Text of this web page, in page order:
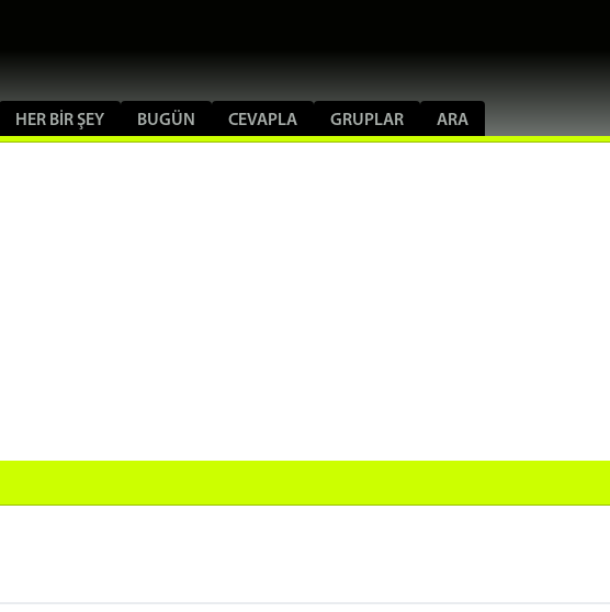
HER BIR ŞEY BUGÜN CEVAPLA GRUPLAR ARA